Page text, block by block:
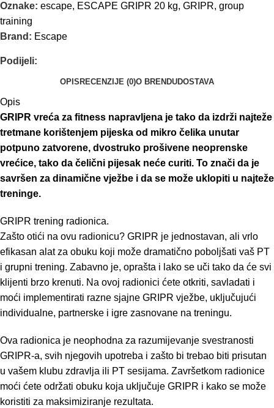
Oznake: escape, ESCAPE GRIPR 20 kg, GRIPR, group
training
Brand: Escape
Podijeli:
OPISRECENZIJE (0)O BRENDUDOSTAVA
Opis
GRIPR vreća za fitness napravljena je tako da izdrži najteže
tretmane korištenjem pijeska od mikro čelika unutar
potpuno zatvorene, dvostruko prošivene neoprenske
vrećice, tako da čelični pijesak neće curiti. To znači da je
savršen za dinamične vježbe i da se može uklopiti u najteže
treninge.
GRIPR trening radionica.
Zašto otići na ovu radionicu? GRIPR je jednostavan, ali vrlo
efikasan alat za obuku koji može dramatično poboljšati vaš PT
i grupni trening. Zabavno je, oprašta i lako se uči tako da će svi
klijenti brzo krenuti. Na ovoj radionici ćete otkriti, savladati i
moći implementirati razne sjajne GRIPR vježbe, uključujući
individualne, partnerske i igre zasnovane na treningu.
Ova radionica je neophodna za razumijevanje svestranosti
GRIPR-a, svih njegovih upotreba i zašto bi trebao biti prisutan
u vašem klubu zdravlja ili PT sesijama. Završetkom radionice
moći ćete održati obuku koja uključuje GRIPR i kako se može
koristiti za maksimiziranje rezultata.